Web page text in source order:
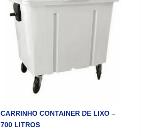
CARRINHO CONTAINER DE LIXO –
700 LITROS